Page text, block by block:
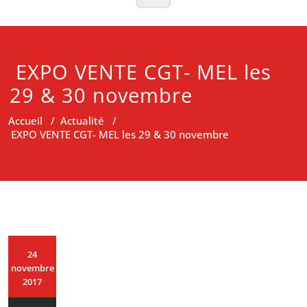
EXPO VENTE CGT- MEL les
29 & 30 novembre
Accueil / Actualité /
EXPO VENTE CGT- MEL les 29 & 30 novembre
24
novembre
2017